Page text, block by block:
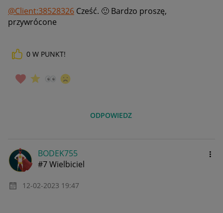
@Client:38528326 Cześć. 🙂 Bardzo proszę,
przywrócone
0 W PUNKT!
ODPOWIEDZ
BODEK755
#7 Wielbiciel
‎12-02-2023 19:47